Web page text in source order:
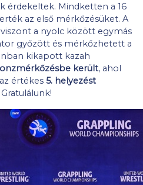
érdekeltek. Mindketten a 16
az első mérkőzésüket. A
a nyolc között egymás
győzött és mérkőzhetett a
kikapott kazah
került, ahol
értékes 5. helyezést
Gratulálunk!